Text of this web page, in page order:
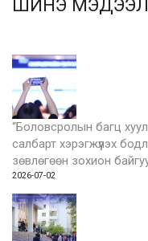
ШИНЭ
“Боловсролын багц
салбарт хэрэгжүүлэх
зөвлөгөөн зохион
2026-07-02